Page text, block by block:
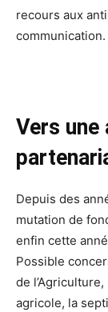
recours aux
communication.
Vers une
Depuis des
mutation de
enfin cette
Possible
de
agricole, la